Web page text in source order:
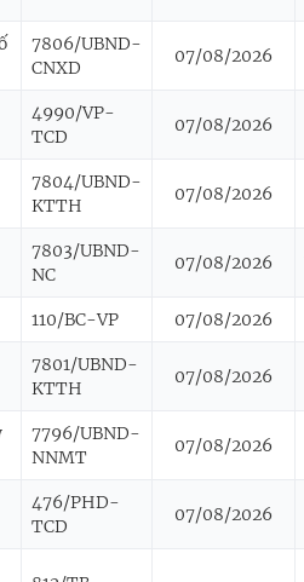
7806/UBND-
CNXD
07/08/2026
4990/VP-
TCD
07/08/2026
7804/UBND-
KTTH
07/08/2026
7803/UBND-
NC
07/08/2026
110/BC-VP 07/08/2026
7801/UBND-
KTTH
07/08/2026
7796/UBND-
NNMT
07/08/2026
476/PHD-
TCD
07/08/2026